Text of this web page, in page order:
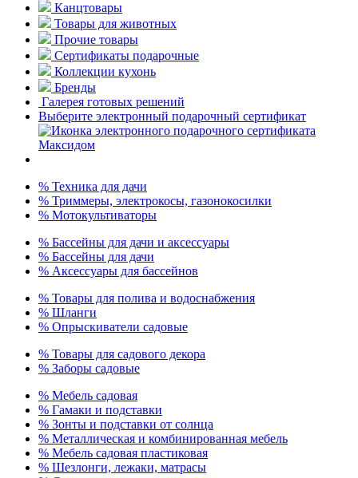
Канцтовары
Товары для животных
Прочие товары
Сертификаты подарочные
Коллекции кухонь
Бренды
Галерея готовых решений
Выберите электронный подарочный сертификат
% Техника для дачи
% Триммеры, электрокосы, газонокосилки
% Мотокультиваторы
% Бассейны для дачи и аксессуары
% Бассейны для дачи
% Аксессуары для бассейнов
% Товары для полива и водоснабжения
% Шланги
% Опрыскиватели садовые
% Товары для садового декора
% Заборы садовые
% Мебель садовая
% Гамаки и подставки
% Зонты и подставки от солнца
% Металлическая и комбинированная мебель
% Мебель садовая пластиковая
% Шезлонги, лежаки, матрасы